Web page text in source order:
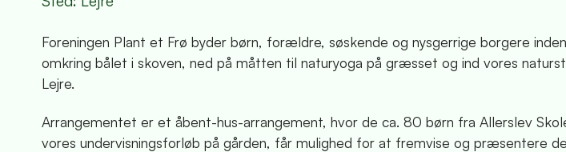
Foreningen Plant et Frø byder børn, forældre, søskende og nysgerrige borgere
omkring bålet i skoven, ned på måtten til naturyoga på græsset og ind vores
Lejre.
Arrangementet er et åbent-hus-arrangement, hvor de ca. 80 børn fra Allerslev
vores undervisningsforløb på gården, får mulighed for at fremvise og præsentere